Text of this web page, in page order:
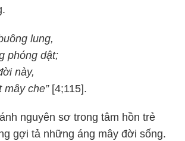
lung,
phóng dật;
này,
mây che”[4;115].
nguyên sơ trong tâm hồn trẻ
gợi tả những áng mây đời sống.